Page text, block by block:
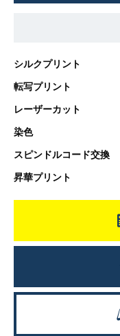
シルクプリント
転写プリント
レーザーカット
染色
スピンドルコード交換
昇華プリント